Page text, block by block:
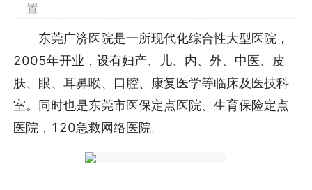
置
东莞广济医院是一所现代化综合性大型医院，
2005年开业，设有妇产、儿、内、外、中医、皮
肤、眼、耳鼻喉、口腔、康复医学等临床及医技科
室。同时也是东莞市医保定点医院、生育保险定点
医院，120急救网络医院。